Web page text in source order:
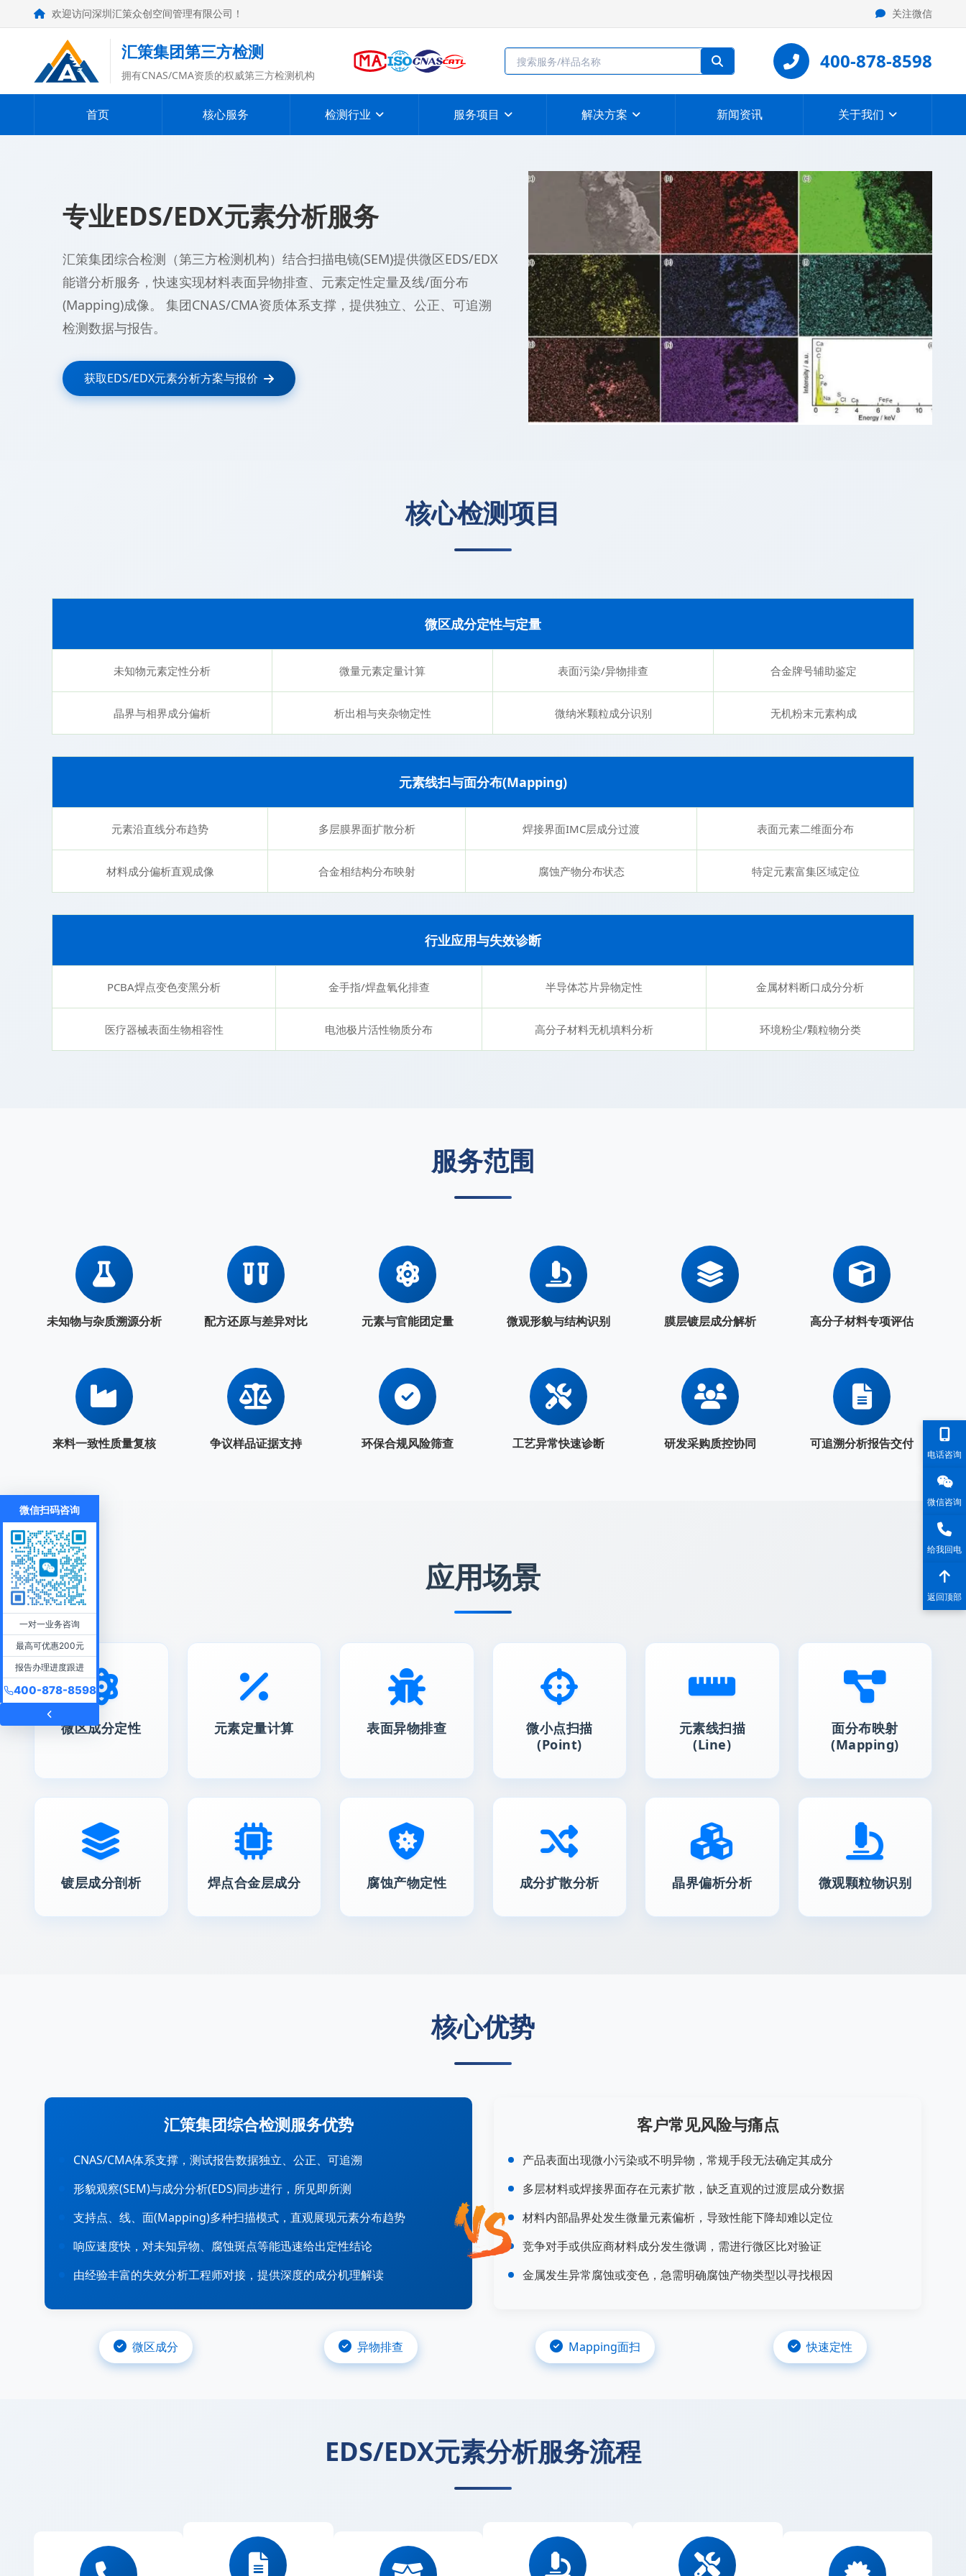
欢迎访问深圳汇策众创空间管理有限公司！ 关注微信
汇策集团第三方检测
拥有CNAS/CMA资质的权威第三方检测机构
400-878-8598
首页 核心服务 检测行业 服务项目 解决方案 新闻资讯 关于我们
专业EDS/EDX元素分析服务
汇策集团综合检测（第三方检测机构）结合扫描电镜(SEM)提供微区EDS/EDX
能谱分析服务，快速实现材料表面异物排查、元素定性定量及线/面分布
(Mapping)成像。 集团CNAS/CMA资质体系支撑，提供独立、公正、可追溯
检测数据与报告。
获取EDS/EDX元素分析方案与报价
核心检测项目
微区成分定性与定量
未知物元素定性分析 微量元素定量计算 表面污染/异物排查 合金牌号辅助鉴定
晶界与相界成分偏析 析出相与夹杂物定性 微纳米颗粒成分识别 无机粉末元素构成
元素线扫与面分布(Mapping)
元素沿直线分布趋势 多层膜界面扩散分析 焊接界面IMC层成分过渡 表面元素二维面分布
材料成分偏析直观成像 合金相结构分布映射 腐蚀产物分布状态 特定元素富集区域定位
行业应用与失效诊断
PCBA焊点变色变黑分析 金手指/焊盘氧化排查 半导体芯片异物定性 金属材料断口成分分析
医疗器械表面生物相容性 电池极片活性物质分布 高分子材料无机填料分析 环境粉尘/颗粒物分类
服务范围
未知物与杂质溯源分析 配方还原与差异对比 元素与官能团定量 微观形貌与结构识别 膜层镀层成分解析 高分子材料专项评估
来料一致性质量复核 争议样品证据支持 环保合规风险筛查 工艺异常快速诊断 研发采购质控协同 可追溯分析报告交付
应用场景
微区成分定性 元素定量计算 表面异物排查
微小点扫描
(Point)
元素线扫描
(Line)
面分布映射
(Mapping)
镀层成分剖析 焊点合金层成分 腐蚀产物定性 成分扩散分析 晶界偏析分析 微观颗粒物识别
核心优势
汇策集团综合检测服务优势
CNAS/CMA体系支撑，测试报告数据独立、公正、可追溯
形貌观察(SEM)与成分分析(EDS)同步进行，所见即所测
支持点、线、面(Mapping)多种扫描模式，直观展现元素分布趋势
响应速度快，对未知异物、腐蚀斑点等能迅速给出定性结论
由经验丰富的失效分析工程师对接，提供深度的成分机理解读
客户常见风险与痛点
产品表面出现微小污染或不明异物，常规手段无法确定其成分
多层材料或焊接界面存在元素扩散，缺乏直观的过渡层成分数据
材料内部晶界处发生微量元素偏析，导致性能下降却难以定位
竞争对手或供应商材料成分发生微调，需进行微区比对验证
金属发生异常腐蚀或变色，急需明确腐蚀产物类型以寻找根因
微区成分 异物排查 Mapping面扫 快速定性
EDS/EDX元素分析服务流程
电话咨询
微信咨询
给我回电
返回顶部
微信扫码咨询
一对一业务咨询
最高可优惠200元
报告办理进度跟进
400-878-8598